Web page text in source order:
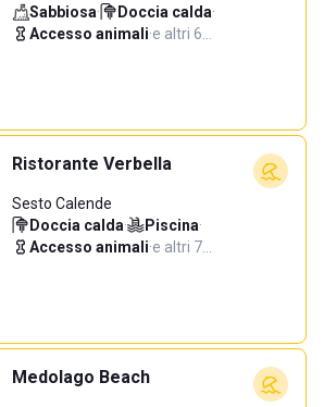
Sabbiosa· Doccia calda·
Accesso animali·e altri 6…
Ristorante Verbella
Sesto Calende
Doccia calda· Piscina·
Accesso animali·e altri 7…
Medolago Beach